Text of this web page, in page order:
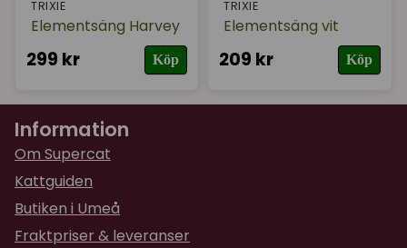
TRIXIE
Elementsäng Harvey
299 kr Köp
TRIXIE
Elementsäng vit
209 kr Köp
Information
Om Supercat
Kattguiden
Butiken i Umeå
Fraktpriser & leveranser